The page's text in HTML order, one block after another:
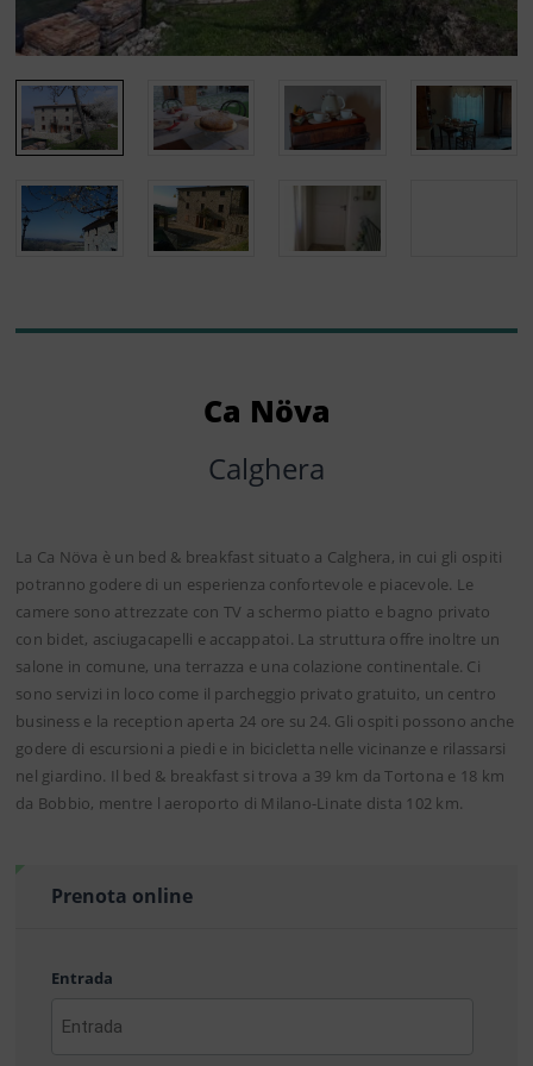
Ca Növa
Calghera
La Ca Növa è un bed & breakfast situato a Calghera, in cui gli ospiti
potranno godere di un esperienza confortevole e piacevole. Le
camere sono attrezzate con TV a schermo piatto e bagno privato
con bidet, asciugacapelli e accappatoi. La struttura offre inoltre un
salone in comune, una terrazza e una colazione continentale. Ci
sono servizi in loco come il parcheggio privato gratuito, un centro
business e la reception aperta 24 ore su 24. Gli ospiti possono anche
godere di escursioni a piedi e in bicicletta nelle vicinanze e rilassarsi
nel giardino. Il bed & breakfast si trova a 39 km da Tortona e 18 km
da Bobbio, mentre l aeroporto di Milano-Linate dista 102 km.
Prenota online
Entrada
AAAA